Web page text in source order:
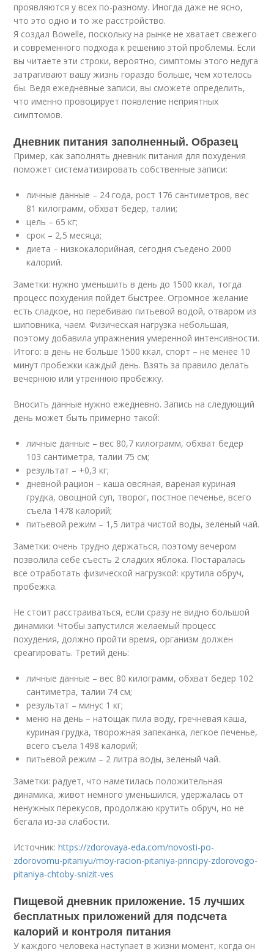
проявляются у всех по-разному. Иногда даже не ясно,
что это одно и то же расстройство.
Я создал Bowelle, поскольку на рынке не хватает свежего
и современного подхода к решению этой проблемы. Если
вы читаете эти строки, вероятно, симптомы этого недуга
затрагивают вашу жизнь гораздо больше, чем хотелось
бы. Ведя ежедневные записи, вы сможете определить,
что именно провоцирует появление неприятных
симптомов.
Дневник питания заполненный. Образец
Пример, как заполнять дневник питания для похудения
поможет систематизировать собственные записи:
личные данные – 24 года, рост 176 сантиметров, вес
81 килограмм, обхват бедер, талии;
цель – 65 кг;
срок – 2,5 месяца;
диета – низкокалорийная, сегодня съедено 2000
калорий.
Заметки: нужно уменьшить в день до 1500 ккал, тогда
процесс похудения пойдет быстрее. Огромное желание
есть сладкое, но перебиваю питьевой водой, отваром из
шиповника, чаем. Физическая нагрузка небольшая,
поэтому добавила упражнения умеренной интенсивности.
Итого: в день не больше 1500 ккал, спорт – не менее 10
минут пробежки каждый день. Взять за правило делать
вечернюю или утреннюю пробежку.
Вносить данные нужно ежедневно. Запись на следующий
день может быть примерно такой:
личные данные – вес 80,7 килограмм, обхват бедер
103 сантиметра, талии 75 см;
результат – +0,3 кг;
дневной рацион – каша овсяная, вареная куриная
грудка, овощной суп, творог, постное печенье, всего
съела 1478 калорий;
питьевой режим – 1,5 литра чистой воды, зеленый чай.
Заметки: очень трудно держаться, поэтому вечером
позволила себе съесть 2 сладких яблока. Постаралась
все отработать физической нагрузкой: крутила обруч,
пробежка.
Не стоит расстраиваться, если сразу не видно большой
динамики. Чтобы запустился желаемый процесс
похудения, должно пройти время, организм должен
среагировать. Третий день:
личные данные – вес 80 килограмм, обхват бедер 102
сантиметра, талии 74 см;
результат – минус 1 кг;
меню на день – натощак пила воду, гречневая каша,
куриная грудка, творожная запеканка, легкое печенье,
всего съела 1498 калорий;
питьевой режим – 2 литра воды, зеленый чай.
Заметки: радует, что наметилась положительная
динамика, живот немного уменьшился, удержалась от
ненужных перекусов, продолжаю крутить обруч, но не
бегала из-за слабости.
Источник:https://zdorovaya-eda.com/novosti-po-
zdorovomu-pitaniyu/moy-racion-pitaniya-principy-zdorovogo-
pitaniya-chtoby-snizit-ves
Пищевой дневник приложение. 15 лучших
бесплатных приложений для подсчета
калорий и контроля питания
У каждого человека наступает в жизни момент, когда он